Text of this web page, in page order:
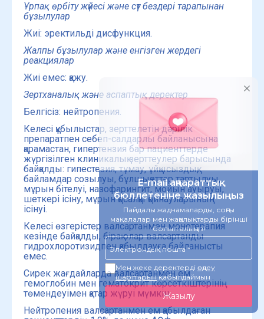
Ұрпақ өрбіту жүйесі және сүт бездері тарапынан
бұзылулар
Жиі: эректильді дисфункция.
Жалпы бұзылулар және енгізген жердегі
реакциялар
Жиі емес: қажу.
Зертханалық және аспаптық деректер
Белгісіз: нейтропения.
Келесі құбылыстар, зерттелетін дәрілік
препаратпен себеп-салдарлы байланысына
қарамастан, гипертензия бар пациенттерде
жүргізілген клиникалық зерттеулер барысында
байқалды: гипестезия, тұмау, ұйқысыздық,
байламдар созылуы, бұлшықеттер тартылуы,
мұрын бітелуі, назофарингит, мойын ауыруы,
шеткері ісіну, мұрын қосалқы қойнауларының
ісінуі.
Келесі өзгерістер валсартанмен монотерапия
кезінде байқалды, бірақ олар валсартанды
гидрохлоротизидпен қабылдауға байланысты
емес.
Сирек жағдайларда валсартанмен ем
гемоглобин мен гематокрит көрсеткіштерінің
төмендеуімен қатар жүруі мүмкін.
Нейтропения валсартанмен ем қабылдаған